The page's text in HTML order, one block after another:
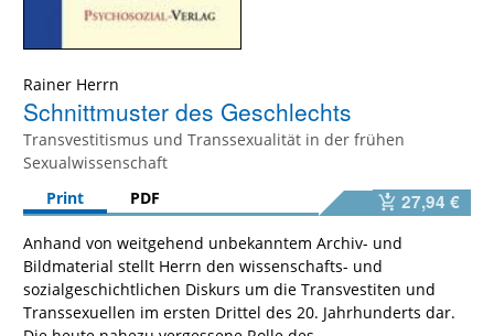
Rainer Herrn
Schnittmuster des Geschlechts
Transvestitismus und Transsexualität in der frühen
Sexualwissenschaft
Print
PDF 27,94 €
Anhand von weitgehend unbekanntem Archiv- und
Bildmaterial stellt Herrn den wissenschafts- und
sozialgeschichtlichen Diskurs um die Transvestiten und
Transsexuellen im ersten Drittel des 20. Jahrhunderts dar.